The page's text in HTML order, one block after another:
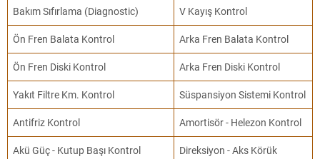
Bakım Sıfırlama (Diagnostic) V Kayış Kontrol
Ön Fren Balata Kontrol Arka Fren Balata Kontrol
Ön Fren Diski Kontrol Arka Fren Diski Kontrol
Yakıt Filtre Km. Kontrol Süspansiyon Sistemi Kontrol
Antifriz Kontrol Amortisör - Helezon Kontrol
Akü Güç - Kutup Başı Kontrol
Direksiyon - Aks Körük